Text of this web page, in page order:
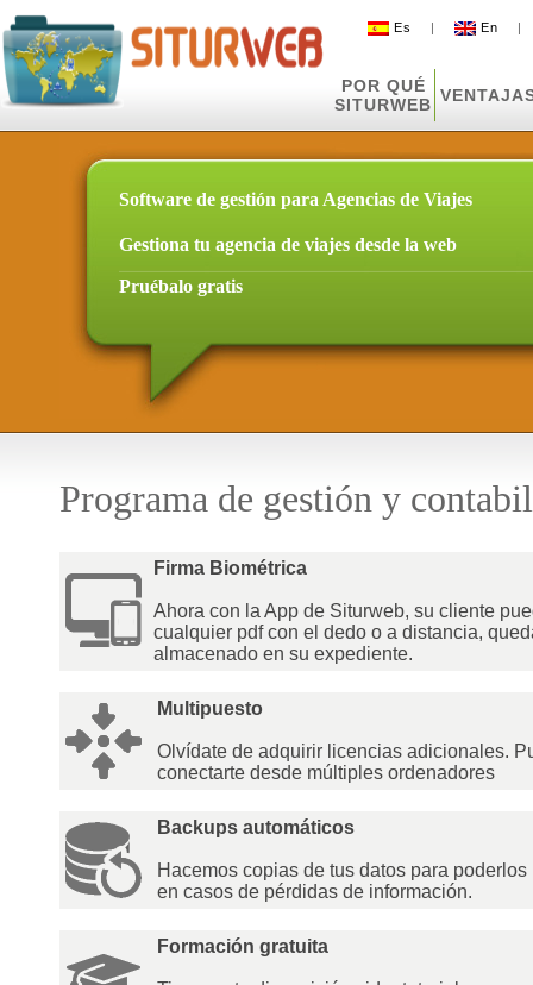
Es | En
POR QUÉ
SITURWEB
Software de gestión para Agencias de Viajes
Gestiona tu agencia de viajes desde la web
Pruébalo gratis
Programa de gestión y
Firma Biométrica
Ahora con la App de Siturweb, su cliente
cualquier pdf con el dedo o a distancia,
almacenado en su expediente.
Multipuesto
Olvídate de adquirir licencias adicionales.
conectarte desde múltiples ordenadores
Backups automáticos
Hacemos copias de tus datos para poderlos
en casos de pérdidas de información.
Formación gratuita